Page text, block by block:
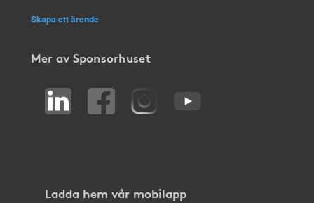
Skapa ett ärende
Mer av Sponsorhuset
Ladda hem vår mobilapp